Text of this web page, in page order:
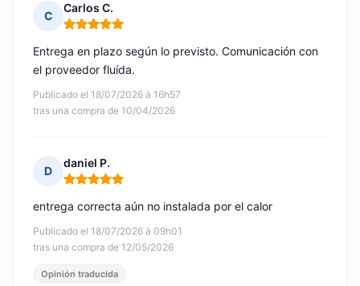
C
Carlos C.
Nota: 5 de 5
Publicado el 18/07/2026 à 16h57
tras una compra de 10/04/2026
Entrega en plazo según lo previsto. Comunicación con
el proveedor fluída.
D
daniel P.
Nota: 5 de 5
Publicado el 18/07/2026 à 09h01
tras una compra de 12/05/2026
entrega correcta aún no instalada por el calor
Opinión traducida